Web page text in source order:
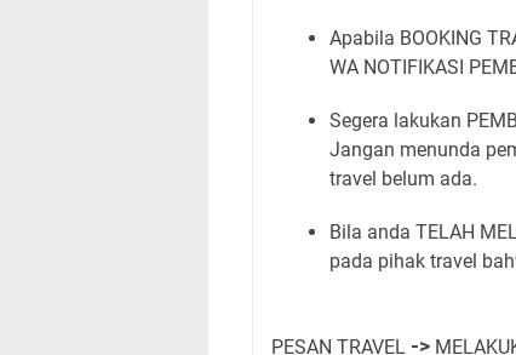
Apabila BOOKING
WA NOTIFIKASI
Segera lakukan
Jangan menunda
travel belum ada.
Bila anda TELAH
pada pihak travel
PESAN TRAVEL ->